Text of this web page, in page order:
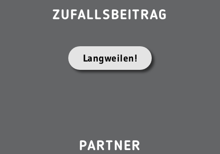
ZUFALLSBEITRAG
Langweilen!
PARTNER